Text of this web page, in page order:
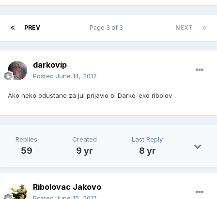
PREV NEXT
Page 3 of 3
darkovip
Posted June 14, 2017
Ako neko odustane za jul prijavio bi Darko-eko ribolov
Replies
59
Created
9 yr
Last Reply
8 yr
Ribolovac Jakovo